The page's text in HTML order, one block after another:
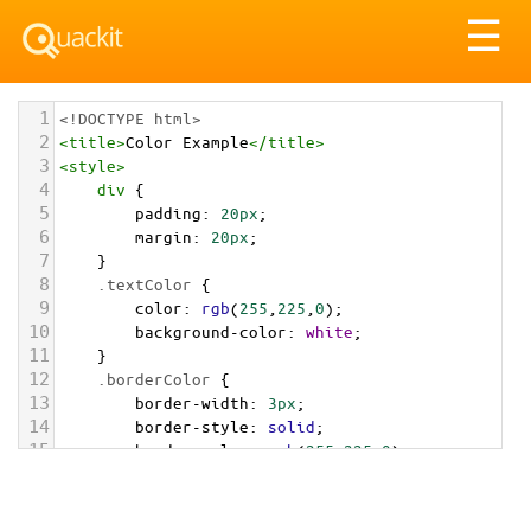
☰
1 <!DOCTYPE html>
2 <title>Color Example</title>
3 <style>
4 div {
5 padding: 20px;
6 margin: 20px;
7 }
8 .textColor {
9 color: rgb(255 225 0);
10 background-color: white;
11 }
12 .borderColor {
13 border-width: 3px;
14 border-style: solid;
15 border-color: rgb(255,225,0);